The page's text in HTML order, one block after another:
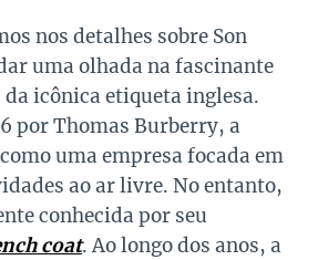
nos detalhes sobre Son
uma olhada na fascinante
icônica etiqueta inglesa.
por Thomas Burberry, a
uma empresa focada em
ao ar livre. No entanto,
conhecida por seu
coat. Ao longo dos anos, a